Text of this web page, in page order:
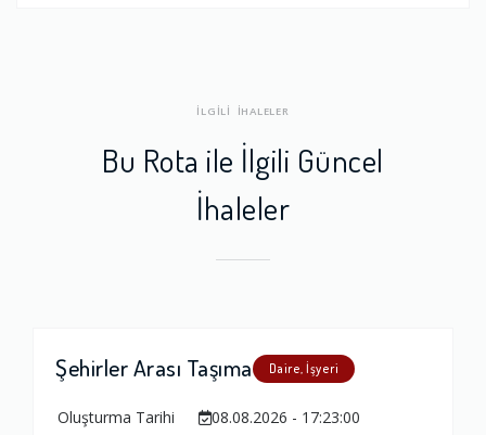
İLGİLİ İHALELER
Bu Rota ile İlgili Güncel
İhaleler
Şehirler Arası Taşıma Daire, İşyeri
Oluşturma Tarihi
08.08.2026 - 17:23:00